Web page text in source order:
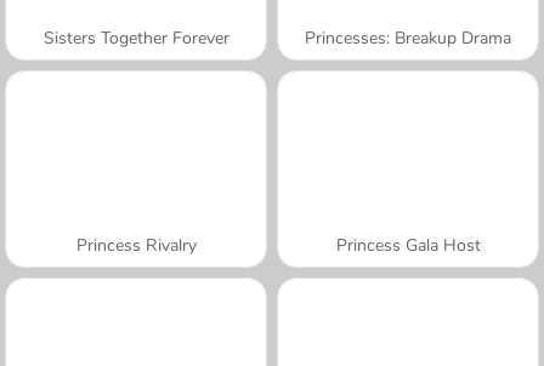
Sisters Together Forever Princesses: Breakup Drama
Princess Rivalry Princess Gala Host